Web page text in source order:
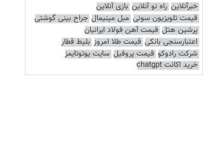
خبرآنلاین راه نو آنلاین بازی آنلاین
قیمت تلویزیون سونی مبل مینیمال جراح بینی گوشتی
پرشین هتل قیمت آهن فولاد ایرانیان
اعتبارسنجی بانکی قیمت طلا امروز بلیط قطار
شرکت رادوکو قیمت پروفیل سایت یوتوتایمز
خرید اکانت chatgpt